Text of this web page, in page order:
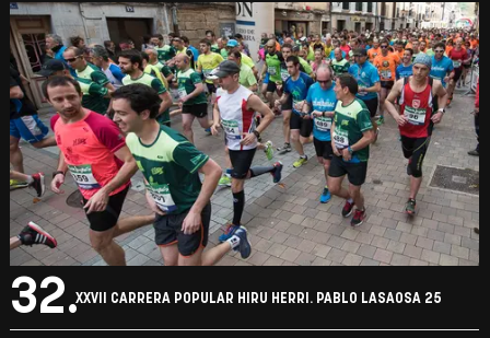
32.XXVII CARRERA POPULAR HIRU HERRI. PABLO LASAOSA 25